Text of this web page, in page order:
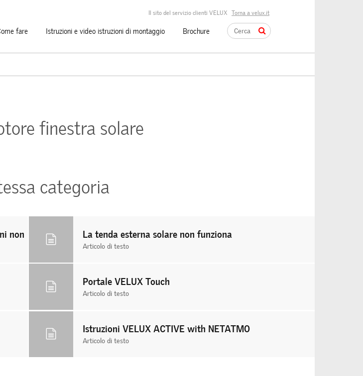
Il sito del servizio clienti VELUX Torna a velux.it
fare Istruzioni e video istruzioni di montaggio Brochure
finestra solare
categoria
non
La tenda esterna solare non funziona
Articolo di testo
Portale VELUX Touch
Articolo di testo
Istruzioni VELUX ACTIVE with NETATMO
Articolo di testo